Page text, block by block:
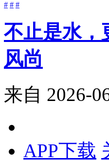
# # #
不止是水，
风尚
来自 2026-
APP下载